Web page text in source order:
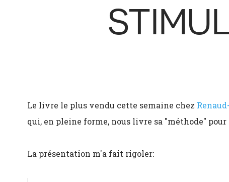
Le livre le plus vendu cette semaine chez
qui, en pleine forme, nous livre sa "méthode" pour
La présentation m'a fait rigoler: